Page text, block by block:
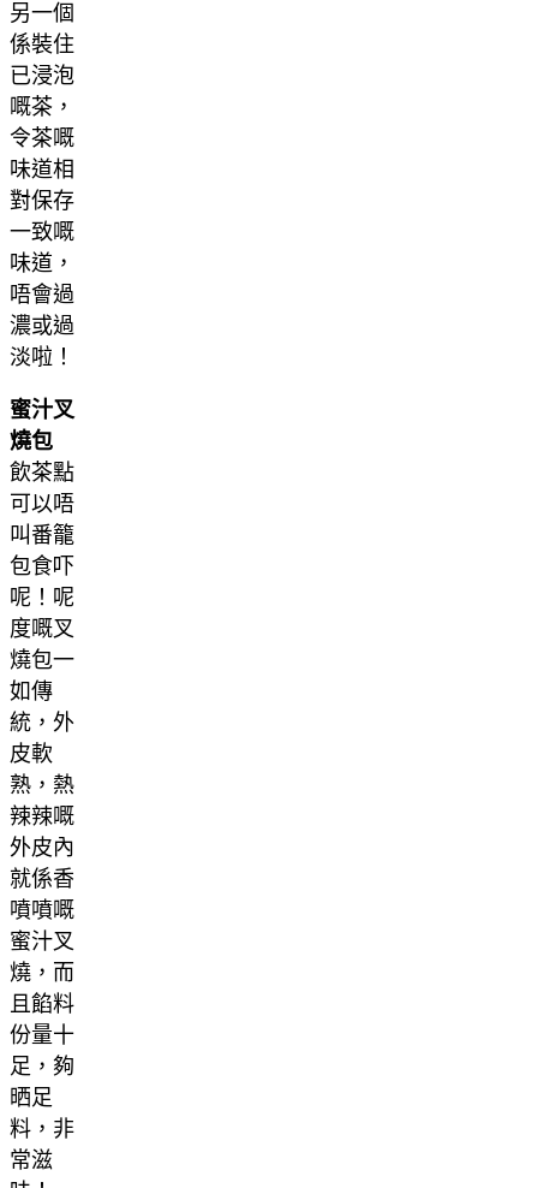
另一個
係裝住
已浸泡
嘅茶，
令茶嘅
味道相
對保存
一致嘅
味道，
唔會過
濃或過
淡啦！
蜜汁叉
燒包
飲茶點
可以唔
叫番籠
包食吓
呢！呢
度嘅叉
燒包一
如傳
統，外
皮軟
熟，熱
辣辣嘅
外皮內
就係香
噴噴嘅
蜜汁叉
燒，而
且餡料
份量十
足，夠
晒足
料，非
常滋